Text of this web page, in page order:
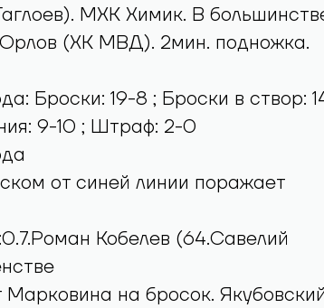
МХК Химик. В
Орлов (ХК МВД). 2мин. подножка.
Броски: 19-8 ; Броски в створ:
9-10 ; Штраф: 2-0
от синей линии поражает
Кобелев (64.Савелий
на бросок.